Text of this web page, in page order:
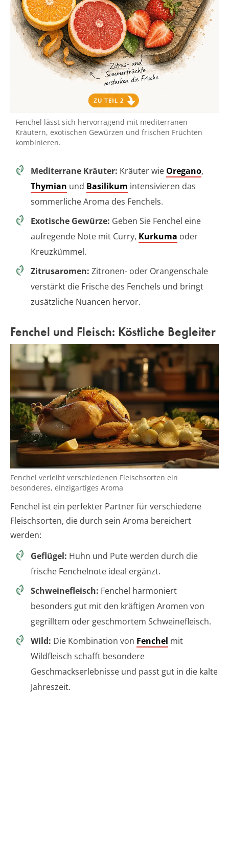
Fenchel lässt sich hervorragend mit mediterranen
Kräutern, exotischen Gewürzen und frischen Früchten
kombinieren.
Mediterrane Kräuter: Kräuter wie Oregano,
Thymian und Basilikum intensivieren das
sommerliche Aroma des Fenchels.
Exotische Gewürze: Geben Sie Fenchel eine
aufregende Note mit Curry, Kurkuma oder
Kreuzkümmel.
Zitrusaromen: Zitronen- oder Orangenschale
verstärkt die Frische des Fenchels und bringt
zusätzliche Nuancen hervor.
Fenchel und Fleisch: Köstliche Begleiter
Fenchel verleiht verschiedenen Fleischsorten ein
besonderes, einzigartiges Aroma
Fenchel ist ein perfekter Partner für verschiedene
Fleischsorten, die durch sein Aroma bereichert
werden:
Geflügel: Huhn und Pute werden durch die
frische Fenchelnote ideal ergänzt.
Schweinefleisch: Fenchel harmoniert
besonders gut mit den kräftigen Aromen von
gegrilltem oder geschmortem Schweinefleisch.
Wild: Die Kombination von Fenchel mit
Wildfleisch schafft besondere
Geschmackserlebnisse und passt gut in die kalte
Jahreszeit.